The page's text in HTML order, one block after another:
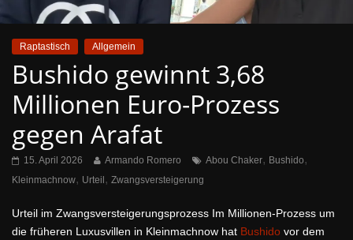
Raptastisch Allgemein
Bushido gewinnt 3,68
Millionen Euro-Prozess
gegen Arafat
15. April 2026 Armando Romero Abou Chaker, Bushido,
Kleinmachnow, Urteil , Zwangsversteigerung
Urteil im Zwangsversteigerungsprozess Im Millionen-Prozess um
die früheren Luxusvillen in Kleinmachnow hat Bushido vor dem